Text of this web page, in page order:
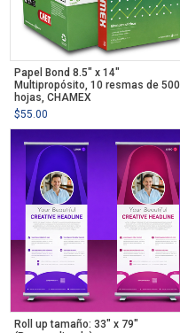
Papel Bond 8.5″ x 14″
Multipropósito, 10 resmas de 500
hojas, CHAMEX
$55.00
Roll up tamaño: 33″ x 79″